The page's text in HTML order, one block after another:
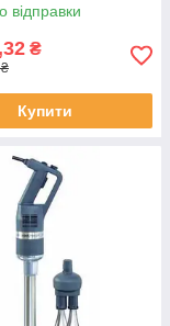
відправки
₴
Купити